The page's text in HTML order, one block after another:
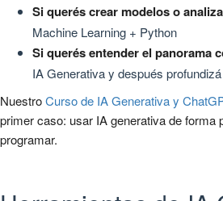
Si querés crear modelos o
Machine Learning + Python
Si querés entender el panorama
IA Generativa y después profundizá
NuestroCurso de IA Generativa y
primer caso: usar IA generativa de forma
programar.